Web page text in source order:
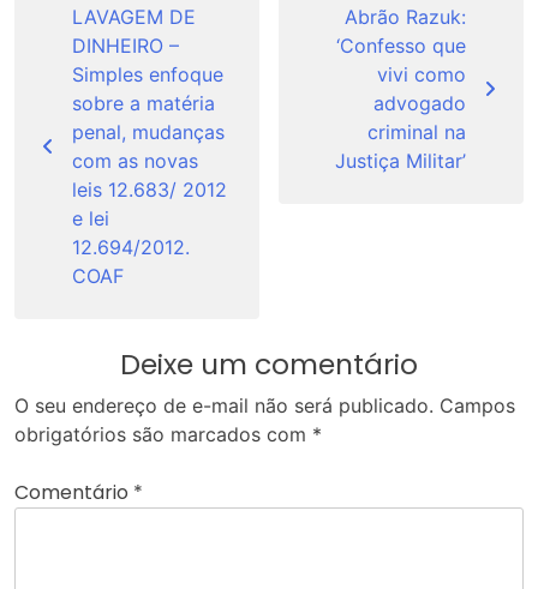
Post
LAVAGEM DE
DINHEIRO –
Simples enfoque
sobre a matéria
penal, mudanças
com as novas
leis 12.683/ 2012
e lei
12.694/2012.
COAF
Abrão Razuk:
‘Confesso que
vivi como
advogado
criminal na
Justiça Militar’
Deixe um comentário
O seu endereço de e-mail não será publicado. Campos
obrigatórios são marcados com *
Comentário *